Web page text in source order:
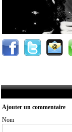
Ajouter un commentaire
Nom